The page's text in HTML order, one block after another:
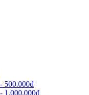
500.000đ
1.000.000đ